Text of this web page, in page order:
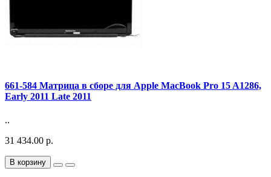
661-584 Матрица в сборе для Apple MacBook Pro 15 A1286,
Early 2011 Late 2011
..
31 434.00 р.
В корзину